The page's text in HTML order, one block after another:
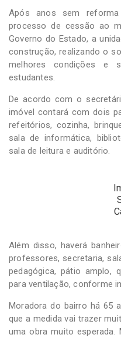
Após anos sem
processo de cessão ao
Governo do Estado, a
construção, realizando o
melhores condições e
estudantes.
De acordo com o
imóvel contará com dois
refeitórios, cozinha,
sala de informática,
sala de leitura e auditório.
Além disso, haverá
professores, secretaria,
pedagógica, pátio amplo,
para ventilação, conforme
Moradora do bairro há 65
que a medida vai trazer
uma obra muito esperada.